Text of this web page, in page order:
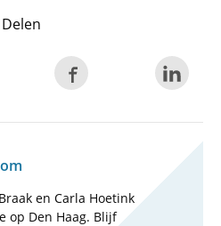
Delen
en Carla Hoetink
op Den Haag. Blijf